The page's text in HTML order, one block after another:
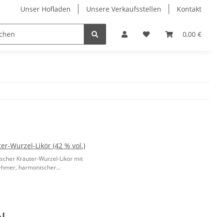
Unser Hofladen Unsere Verkaufsstellen Kontakt
0,00 €
bis Z Hausmarken Fruchtiges Klare
Wurzel-Likör (42 % vol.)
Kräuter-Wurzel-Likör mit
harmonischer...